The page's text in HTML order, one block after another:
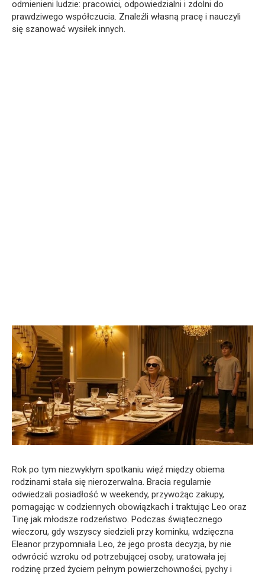
odmienieni ludzie: pracowici, odpowiedzialni i zdolni do
prawdziwego współczucia. Znaleźli własną pracę i nauczyli
się szanować wysiłek innych.
Rok po tym niezwykłym spotkaniu więź między obiema
rodzinami stała się nierozerwalna. Bracia regularnie
odwiedzali posiadłość w weekendy, przywożąc zakupy,
pomagając w codziennych obowiązkach i traktując Leo oraz
Tinę jak młodsze rodzeństwo. Podczas świątecznego
wieczoru, gdy wszyscy siedzieli przy kominku, wdzięczna
Eleanor przypomniała Leo, że jego prosta decyzja, by nie
odwrócić wzroku od potrzebującej osoby, uratowała jej
rodzinę przed życiem pełnym powierzchowności, pychy i